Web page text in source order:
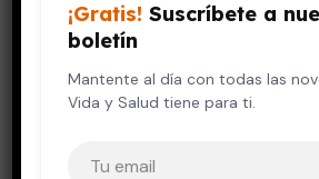
¡Gratis! Suscríbete a
boletín
Mantente al día con todas las
Vida y Salud tiene para ti.